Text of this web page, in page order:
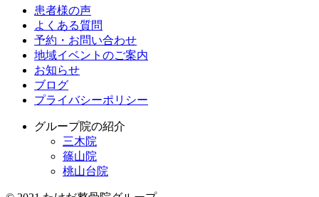
患者様の声
よくある質問
予約・お問い合わせ
地域イベントのご案内
お知らせ
ブログ
プライバシーポリシー
グループ院の紹介
三木院
篠山院
桃山台院